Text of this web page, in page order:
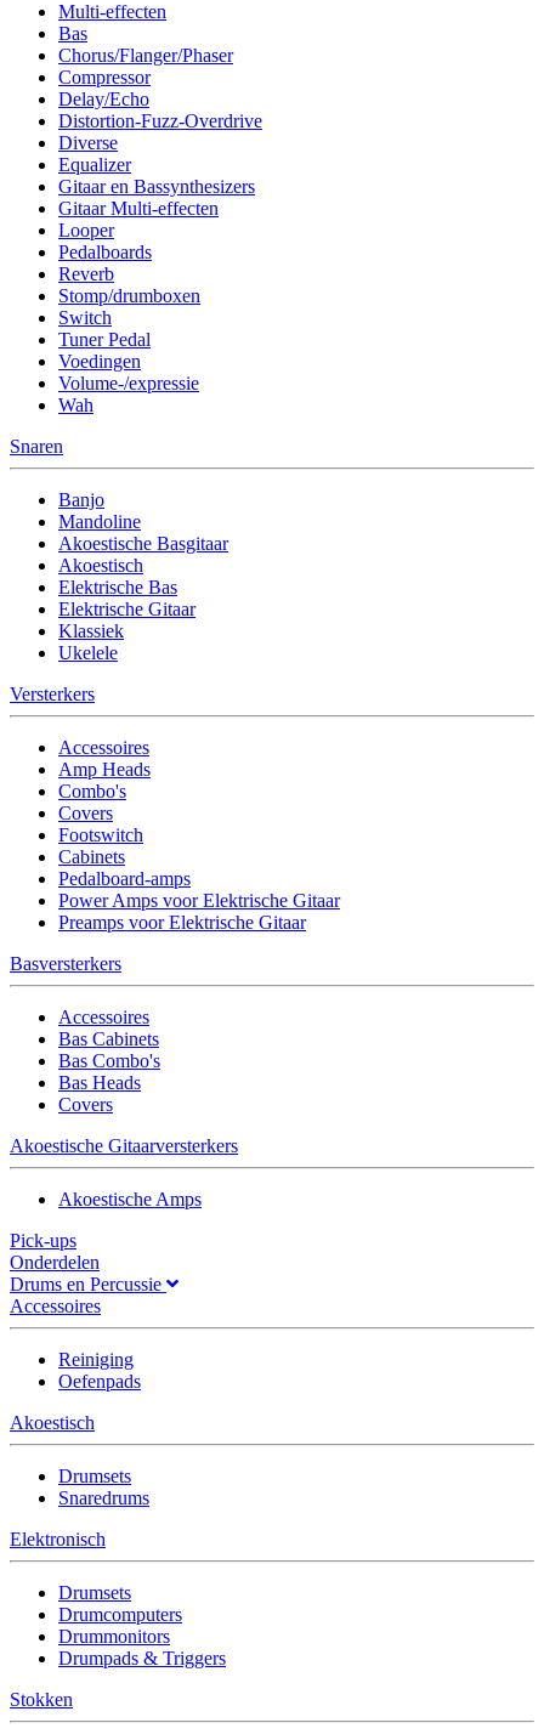
Multi-effecten
Bas
Chorus/Flanger/Phaser
Compressor
Delay/Echo
Distortion-Fuzz-Overdrive
Diverse
Equalizer
Gitaar en Bassynthesizers
Gitaar Multi-effecten
Looper
Pedalboards
Reverb
Stomp/drumboxen
Switch
Tuner Pedal
Voedingen
Volume-/expressie
Wah
Snaren
Banjo
Mandoline
Akoestische Basgitaar
Akoestisch
Elektrische Bas
Elektrische Gitaar
Klassiek
Ukelele
Versterkers
Accessoires
Amp Heads
Combo's
Covers
Footswitch
Cabinets
Pedalboard-amps
Power Amps voor Elektrische Gitaar
Preamps voor Elektrische Gitaar
Basversterkers
Accessoires
Bas Cabinets
Bas Combo's
Bas Heads
Covers
Akoestische Gitaarversterkers
Akoestische Amps
Pick-ups
Onderdelen
Drums en Percussie
Accessoires
Reiniging
Oefenpads
Akoestisch
Drumsets
Snaredrums
Elektronisch
Drumsets
Drumcomputers
Drummonitors
Drumpads & Triggers
Stokken